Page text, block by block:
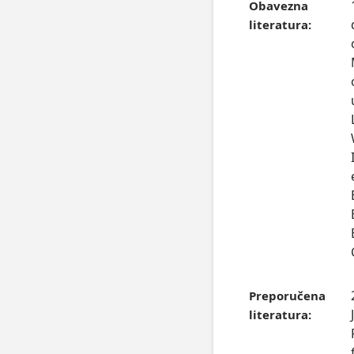
Obavezna
literatura:
Preporučena
literatura:
2. Abramson, R. M. (1980). Dalcroze-